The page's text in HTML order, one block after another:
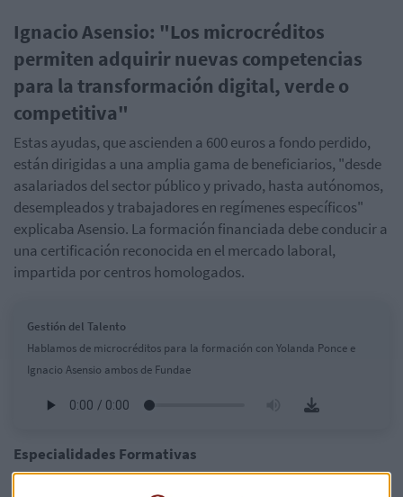
Ignacio Asensio: "Los microcréditos
permiten adquirir nuevas competencias
para la transformación digital, verde o
competitiva"
Estas ayudas, que ascienden a 600 euros a fondo perdido,
están dirigidas a una amplia gama de beneficiarios, "desde
asalariados del sector público y privado, hasta autónomos,
desempleados y trabajadores en regímenes específicos"
explicaba Asensio. La formación financiada debe conducir a
una certificación reconocida en el mercado laboral,
impartida por centros homologados.
Gestión del Talento
Hablamos de microcréditos para la formación con Yolanda Ponce e
Ignacio Asensio ambos de Fundae
Especialidades Formativas
Entre las especialidades formativas financiadas se